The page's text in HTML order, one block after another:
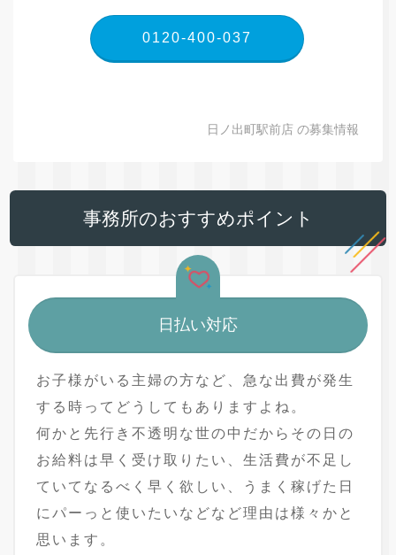
0120-400-037
日ノ出町駅前店 の募集情報
事務所のおすすめポイント
日払い対応
お子様がいる主婦の方など、急な出費が発生
する時ってどうしてもありますよね。
何かと先行き不透明な世の中だからその日の
お給料は早く受け取りたい、生活費が不足し
ていてなるべく早く欲しい、うまく稼げた日
にパーっと使いたいなどなど理由は様々かと
思います。